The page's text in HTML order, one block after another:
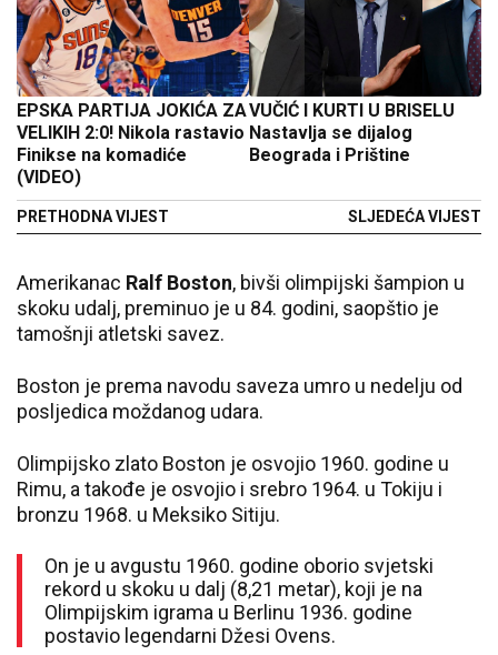
EPSKA PARTIJA JOKIĆA ZA
VELIKIH 2:0! Nikola rastavio
Finikse na komadiće
(VIDEO)
PRETHODNA VIJEST
VUČIĆ I KURTI U BRISELU
Nastavlja se dijalog
Beograda i Prištine
SLJEDEĆA VIJEST
Amerikanac Ralf Boston, bivši olimpijski šampion u
skoku udalj, preminuo je u 84. godini, saopštio je
tamošnji atletski savez.
Boston je prema navodu saveza umro u nedelju od
posljedica moždanog udara.
Olimpijsko zlato Boston je osvojio 1960. godine u
Rimu, a takođe je osvojio i srebro 1964. u Tokiju i
bronzu 1968. u Meksiko Sitiju.
On je u avgustu 1960. godine oborio svjetski
rekord u skoku u dalj (8,21 metar), koji je na
Olimpijskim igrama u Berlinu 1936. godine
postavio legendarni Džesi Ovens.